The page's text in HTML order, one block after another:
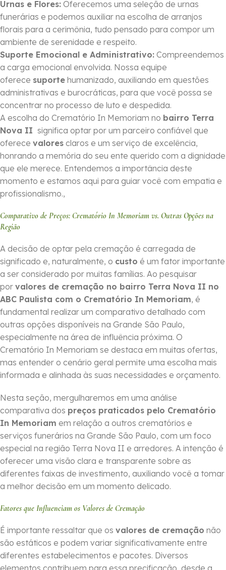
Urnas e Flores: Oferecemos uma seleção de urnas
funerárias e podemos auxiliar na escolha de arranjos
florais para a cerimônia, tudo pensado para compor um
ambiente de serenidade e respeito.
Suporte Emocional e Administrativo: Compreendemos
a carga emocional envolvida. Nossa equipe
oferece suporte humanizado, auxiliando em questões
administrativas e burocráticas, para que você possa se
concentrar no processo de luto e despedida.
A escolha do Crematório In Memoriam no bairro Terra
Nova II significa optar por um parceiro confiável que
oferece valores claros e um serviço de excelência,
honrando a memória do seu ente querido com a dignidade
que ele merece. Entendemos a importância deste
momento e estamos aqui para guiar você com empatia e
profissionalismo.,
Comparativo de Preços: Crematório In Memoriam vs. Outras Opções na
Região
A decisão de optar pela cremação é carregada de
significado e, naturalmente, o custo é um fator importante
a ser considerado por muitas famílias. Ao pesquisar
por valores de cremação no bairro Terra Nova II no
ABC Paulista com o Crematório In Memoriam, é
fundamental realizar um comparativo detalhado com
outras opções disponíveis na Grande São Paulo,
especialmente na área de influência próxima. O
Crematório In Memoriam se destaca em muitas ofertas,
mas entender o cenário geral permite uma escolha mais
informada e alinhada às suas necessidades e orçamento.
Nesta seção, mergulharemos em uma análise
comparativa dos preços praticados pelo Crematório
In Memoriam em relação a outros crematórios e
serviços funerários na Grande São Paulo, com um foco
especial na região Terra Nova II e arredores. A intenção é
oferecer uma visão clara e transparente sobre as
diferentes faixas de investimento, auxiliando você a tomar
a melhor decisão em um momento delicado.
Fatores que Influenciam os Valores de Cremação
É importante ressaltar que os valores de cremação não
são estáticos e podem variar significativamente entre
diferentes estabelecimentos e pacotes. Diversos